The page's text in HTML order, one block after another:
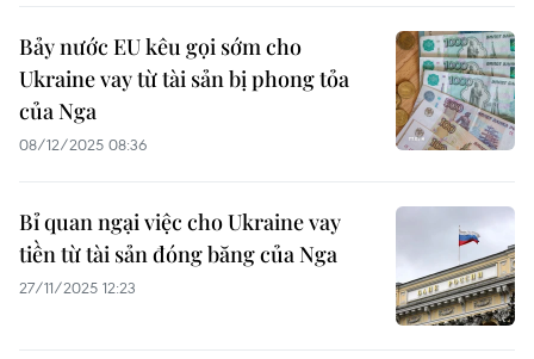
Bảy nước EU kêu gọi sớm cho
Ukraine vay từ tài sản bị phong tỏa
của Nga
08/12/2025 08:36
Bỉ quan ngại việc cho Ukraine vay
tiền từ tài sản đóng băng của Nga
27/11/2025 12:23